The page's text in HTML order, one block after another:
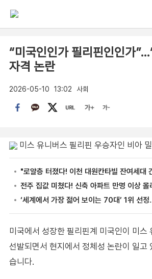
“미국인인가 필리핀인인가
자격 논란
2026-05-10 13:02 사회
미스 유니버스 필리핀 우승자인 비아
미국에서 성장한 필리핀계 미국인이 미스
선발되면서 현지에서 정체성 논란이 일고
습니다.